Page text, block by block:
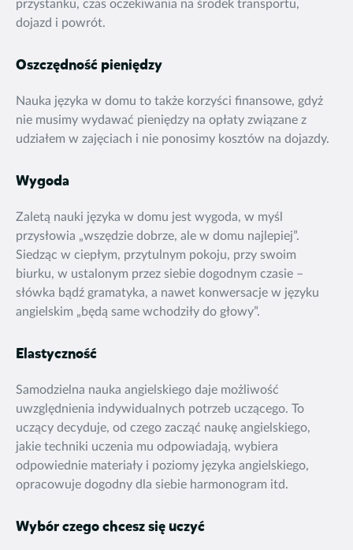
przystanku, czas oczekiwania na środek transportu,
dojazd i powrót.
Oszczędność pieniędzy
Nauka języka w domu to także korzyści finansowe, gdyż
nie musimy wydawać pieniędzy na opłaty związane z
udziałem w zajęciach i nie ponosimy kosztów na dojazdy.
Wygoda
Zaletą nauki języka w domu jest wygoda, w myśl
przysłowia „wszędzie dobrze, ale w domu najlepiej”.
Siedząc w ciepłym, przytulnym pokoju, przy swoim
biurku, w ustalonym przez siebie dogodnym czasie –
słówka bądź gramatyka, a nawet konwersacje w języku
angielskim „będą same wchodziły do głowy”.
Elastyczność
Samodzielna nauka angielskiego daje możliwość
uwzględnienia indywidualnych potrzeb uczącego. To
uczący decyduje, od czego zacząć naukę angielskiego,
jakie techniki uczenia mu odpowiadają, wybiera
odpowiednie materiały i poziomy języka angielskiego,
opracowuje dogodny dla siebie harmonogram itd.
Wybór czego chcesz się uczyć